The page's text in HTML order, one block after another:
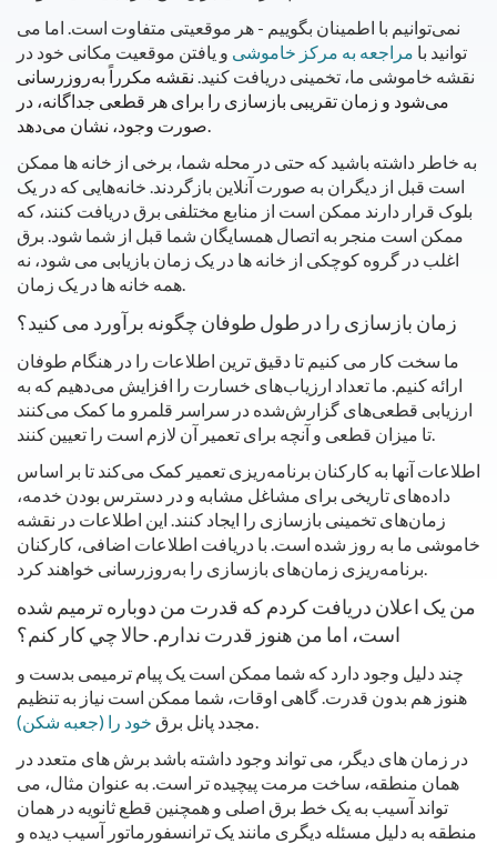
نمی‌توانیم با اطمینان بگوییم - هر موقعیتی متفاوت است. اما می
توانید با مراجعه به مرکز خاموشی و یافتن موقعیت مکانی خود در
نقشه خاموشی ما، تخمینی دریافت کنید. نقشه مکرراً به‌روزرسانی
می‌شود و زمان تقریبی بازسازی را برای هر قطعی جداگانه، در
صورت وجود، نشان می‌دهد.
به خاطر داشته باشید که حتی در محله شما، برخی از خانه ها ممکن
است قبل از دیگران به صورت آنلاین بازگردند. خانه‌هایی که در یک
بلوک قرار دارند ممکن است از منابع مختلفی برق دریافت کنند، که
ممکن است منجر به اتصال همسایگان شما قبل از شما شود. برق
اغلب در گروه کوچکی از خانه ها در یک زمان بازیابی می شود، نه
همه خانه ها در یک زمان.
زمان بازسازی را در طول طوفان چگونه برآورد می کنید؟
ما سخت کار می کنیم تا دقیق ترین اطلاعات را در هنگام طوفان
ارائه کنیم. ما تعداد ارزیاب‌های خسارت را افزایش می‌دهیم که به
ارزیابی قطعی‌های گزارش‌شده در سراسر قلمرو ما کمک می‌کنند
تا میزان قطعی و آنچه برای تعمیر آن لازم است را تعیین کنند.
اطلاعات آنها به کارکنان برنامه‌ریزی تعمیر کمک می‌کند تا بر اساس
داده‌های تاریخی برای مشاغل مشابه و در دسترس بودن خدمه،
زمان‌های تخمینی بازسازی را ایجاد کنند. این اطلاعات در نقشه
خاموشی ما به روز شده است. با دریافت اطلاعات اضافی، کارکنان
برنامه‌ریزی زمان‌های بازسازی را به‌روزرسانی خواهند کرد.
من یک اعلان دریافت کردم که قدرت من دوباره ترمیم شده
چند دلیل وجود دارد که شما ممکن است یک پیام ترمیمی بدست و
هنوز هم بدون قدرت. گاهی اوقات، شما ممکن است نیاز به تنظیم
مجدد پانل برق خود را (جعبه شکن)
.
در زمان های دیگر، می تواند وجود داشته باشد برش های متعدد در
همان منطقه، ساخت مرمت پیچیده تر است. به عنوان مثال، می
تواند آسیب به یک خط برق اصلی و همچنین قطع ثانویه در همان
منطقه به دلیل مسئله دیگری مانند یک ترانسفورماتور آسیب دیده و